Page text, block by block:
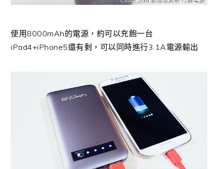
使用8000mAh的電源，約可以充飽一台
iPad4+iPhone5還有剩，可以同時進行3.1A電源輸出